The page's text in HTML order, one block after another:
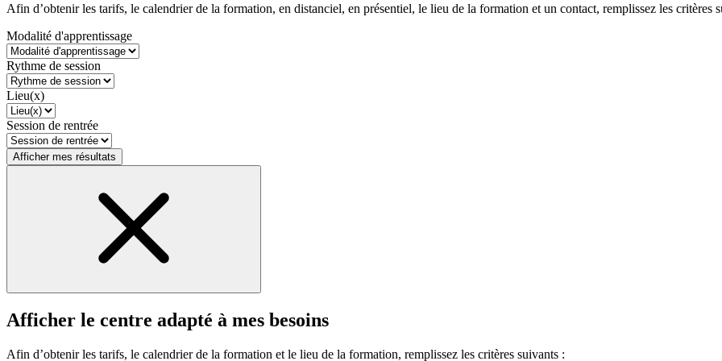
Afin d’obtenir les tarifs, le calendrier de la formation, en distanciel, en présentiel, le lieu de la formation et un contact, remplissez les critères
Modalité d'apprentissage
Rythme de session
Lieu(x)
Session de rentrée
Afficher mes résultats
Afficher le centre adapté à mes besoins
Afin d’obtenir les tarifs, le calendrier de la formation et le lieu de la formation, remplissez les critères suivants :